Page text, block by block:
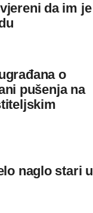
da im je
o
pušenja na
naglo stari u